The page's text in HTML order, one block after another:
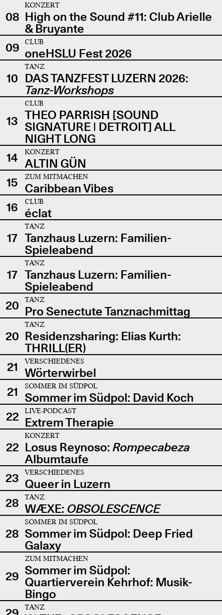
08
KONZERT
High on the Sound #11: Club Arielle
& Bruyante
09
CLUB
oneHSLU Fest 2026
10
TANZ
DAS TANZFEST LUZERN 2026:
Tanz-Workshops
13
CLUB
THEO PARRISH [SOUND
SIGNATURE | DETROIT] ALL
NIGHT LONG
14
KONZERT
ALTIN GÜN
15
ZUM MITMACHEN
Caribbean Vibes
16
CLUB
éclat
17
TANZ
Tanzhaus Luzern: Familien-
Spieleabend
17
TANZ
Tanzhaus Luzern: Familien-
Spieleabend
20
TANZ
Pro Senectute Tanznachmittag
20
TANZ
Residenzsharing: Elias Kurth:
THRILL(ER)
21
VERSCHIEDENES
Wörterwirbel
21
SOMMER IM SÜDPOL
Sommer im Südpol: David Koch
22
LIVE-PODCAST
Extrem Therapie
22
KONZERT
Losus Reynoso: Rompecabeza
Albumtaufe
23
VERSCHIEDENES
Queer in Luzern
28
TANZ
WÆXE: OBSOLESCENCE
28
SOMMER IM SÜDPOL
Sommer im Südpol: Deep Fried
Galaxy
29
ZUM MITMACHEN
Sommer im Südpol:
Quartierverein Kehrhof: Musik-
Bingo
TANZ